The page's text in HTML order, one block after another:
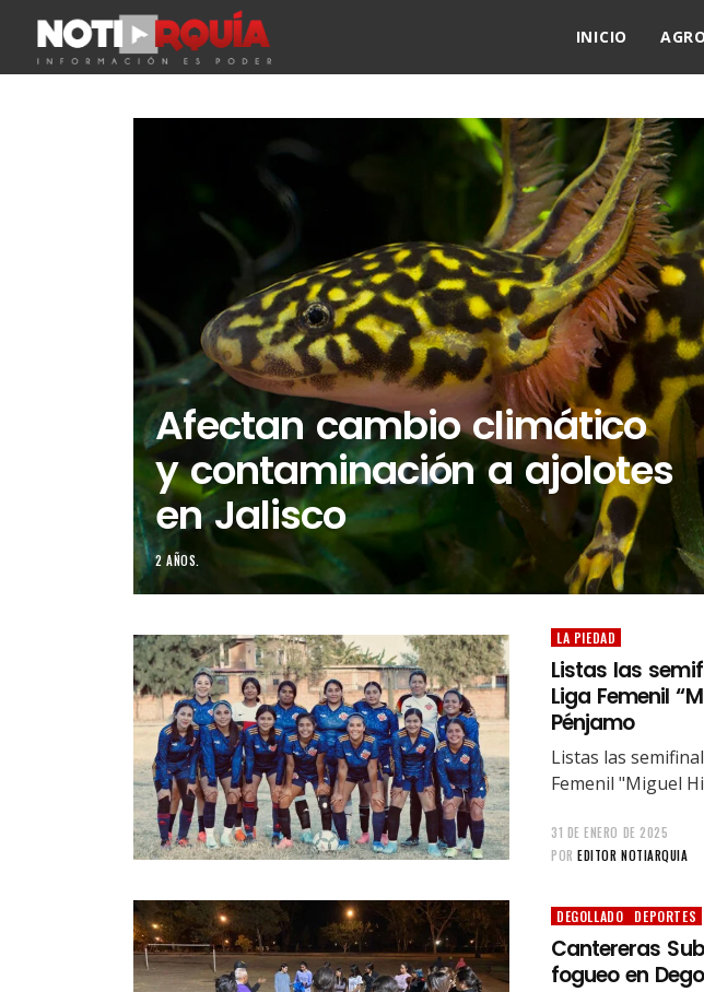
INICIO AGRO
Afectan cambio climático
y contaminación a ajolotes
en Jalisco
2 AÑOS.
LA PIEDAD
Listas las
Liga Femenil
Pénjamo
Listas las
Femenil "Miguel
31 DE ENERO DE 2025
POR EDITOR NOTIARQUIA
DEGOLLADO DEPORTES
Cantereras
fogueo en